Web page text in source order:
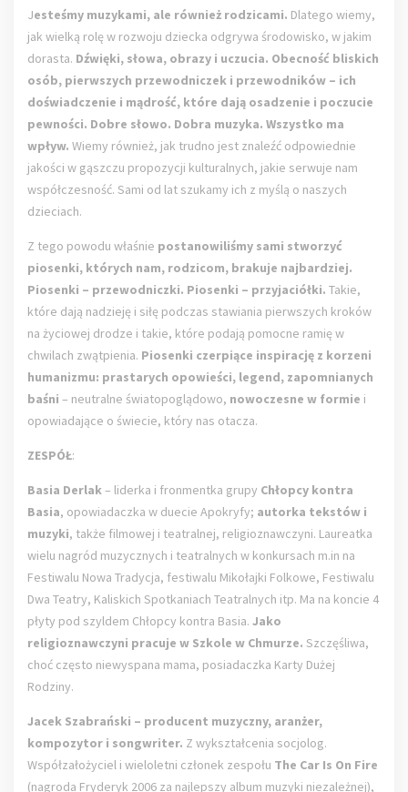
Jesteśmy muzykami, ale również rodzicami. Dlatego wiemy,
jak wielką rolę w rozwoju dziecka odgrywa środowisko, w jakim
dorasta. Dźwięki, słowa, obrazy i uczucia. Obecność bliskich
osób, pierwszych przewodniczek i przewodników – ich
doświadczenie i mądrość, które dają osadzenie i poczucie
pewności. Dobre słowo. Dobra muzyka. Wszystko ma
wpływ. Wiemy również, jak trudno jest znaleźć odpowiednie
jakości w gąszczu propozycji kulturalnych, jakie serwuje nam
współczesność. Sami od lat szukamy ich z myślą o naszych
dzieciach.
Z tego powodu właśnie postanowiliśmy sami stworzyć
piosenki, których nam, rodzicom, brakuje najbardziej.
Piosenki – przewodniczki. Piosenki – przyjaciółki. Takie,
które dają nadzieję i siłę podczas stawiania pierwszych kroków
na życiowej drodze i takie, które podają pomocne ramię w
chwilach zwątpienia. Piosenki czerpiące inspirację z korzeni
humanizmu: prastarych opowieści, legend, zapomnianych
baśni – neutralne światopoglądowo, nowoczesne w formie i
opowiadające o świecie, który nas otacza.
ZESPÓŁ:
Basia Derlak – liderka i fronmentka grupy Chłopcy kontra
Basia, opowiadaczka w duecie Apokryfy; autorka tekstów i
muzyki, także filmowej i teatralnej, religioznawczyni. Laureatka
wielu nagród muzycznych i teatralnych w konkursach m.in na
Festiwalu Nowa Tradycja, festiwalu Mikołajki Folkowe, Festiwalu
Dwa Teatry, Kaliskich Spotkaniach Teatralnych itp. Ma na koncie 4
płyty pod szyldem Chłopcy kontra Basia. Jako
religioznawczyni pracuje w Szkole w Chmurze. Szczęśliwa,
choć często niewyspana mama, posiadaczka Karty Dużej
Rodziny.
Jacek Szabrański – producent muzyczny, aranżer,
kompozytor i songwriter. Z wykształcenia socjolog.
Współzałożyciel i wieloletni członek zespołu The Car Is On Fire
(nagroda Fryderyk 2006 za najlepszy album muzyki niezależnej),